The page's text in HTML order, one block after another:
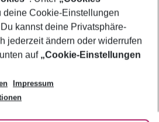
deine Cookie-Einstellungen
kannst deine Privatsphäre-
jederzeit ändern oder widerrufen
auf „Cookie-Einstellungen
Impressum